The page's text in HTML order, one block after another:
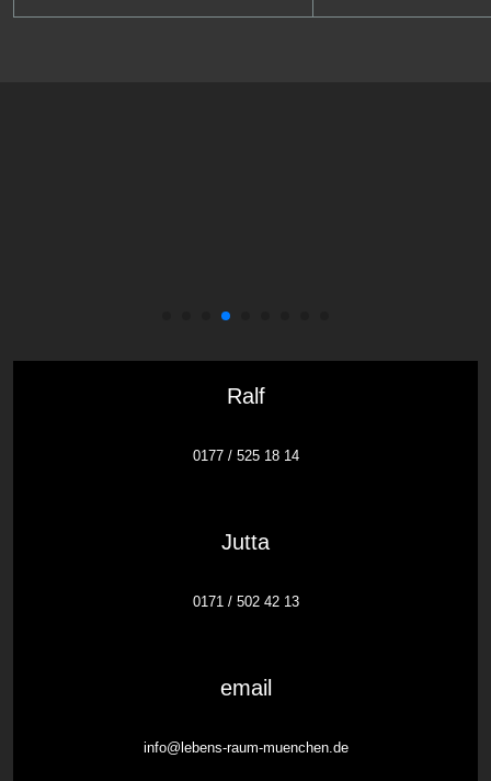
Ralf
0177 / 525 18 14
Jutta
0171 / 502 42 13
email
info@lebens-raum-muenchen.de